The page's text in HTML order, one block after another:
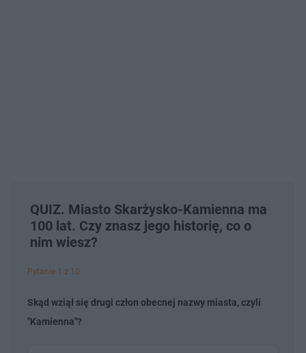
QUIZ. Miasto Skarżysko-Kamienna ma
100 lat. Czy znasz jego historię, co o
nim wiesz?
Pytanie 1 z 10
Skąd wziął się drugi człon obecnej nazwy miasta, czyli
"Kamienna"?